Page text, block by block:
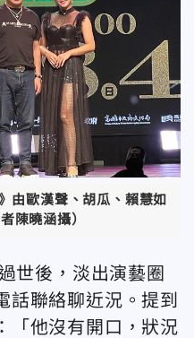
由歐漢聲、胡瓜、賴慧如
陳曉涵攝）
世後，淡出演藝圈
話聯絡聊近況。提到
「他沒有開口，狀況